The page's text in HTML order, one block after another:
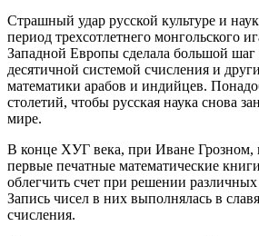
Страшный удар русской культуре и
период трехсотлетнего монгольского
Западной Европы сделала большой шаг
десятичной системой счисления и
математики арабов и индийцев.
столетий, чтобы русская наука снова
мире.
В конце ХУГ века, при Иване Грозном,
первые печатные математические
облегчить счет при решении различных
Запись чисел в них выполнялась в
счисления.